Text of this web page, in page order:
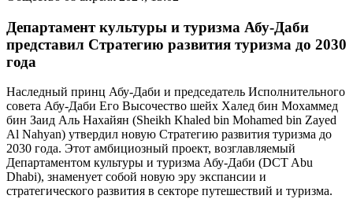
Департамент культуры и туризма Абу-Даби
представил Стратегию развития туризма до 2030
года
Наследный принц Абу-Даби и председатель Исполнительного
совета Абу-Даби Его Высочество шейх Халед бин Мохаммед
бин Заид Аль Нахайян (Sheikh Khaled bin Mohamed bin Zayed
Al Nahyan) утвердил новую Стратегию развития туризма до
2030 года. Этот амбициозный проект, возглавляемый
Департаментом культуры и туризма Абу-Даби (DCT Abu
Dhabi), знаменует собой новую эру экспансии и
стратегического развития в секторе путешествий и туризма.